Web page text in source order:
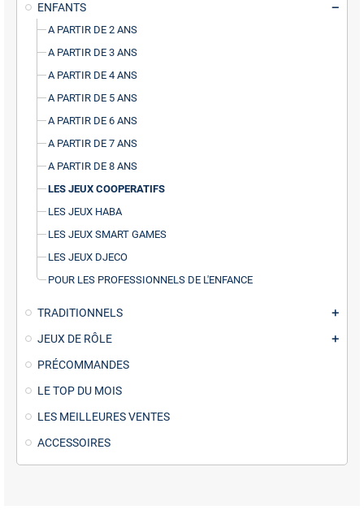
ENFANTS
A PARTIR DE 2 ANS
A PARTIR DE 3 ANS
A PARTIR DE 4 ANS
A PARTIR DE 5 ANS
A PARTIR DE 6 ANS
A PARTIR DE 7 ANS
A PARTIR DE 8 ANS
LES JEUX COOPERATIFS
LES JEUX HABA
LES JEUX SMART GAMES
LES JEUX DJECO
POUR LES PROFESSIONNELS DE L'ENFANCE
TRADITIONNELS
JEUX DE RÔLE
PRÉCOMMANDES
LE TOP DU MOIS
LES MEILLEURES VENTES
ACCESSOIRES